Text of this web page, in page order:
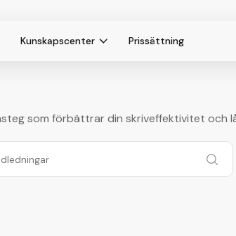
Kunskapscenter Prissättning
som förbättrar din skriveffektivitet och